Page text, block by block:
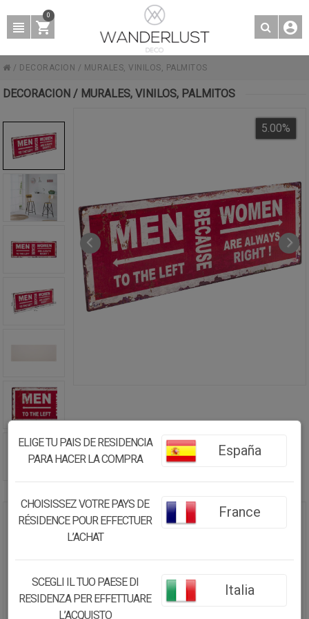
0
/ DECORACION / MURALES, VINILOS, PALMITOS
DECORACION / MURALES, VINILOS, PALMITOS
PLACA DE PARED DE METAL ROJA
36X0,6X13
12.95€
5.00%
12.31€
ELIGE TU PAIS DE RESIDENCIA
PARA HACER LA COMPRA
España
CHOISISSEZ VOTRE PAYS DE
RÉSIDENCE POUR EFFECTUER
L’ACHAT
France
SCEGLI IL TUO PAESE DI
RESIDENZA PER EFFETTUARE
L’ACQUISTO
Italia